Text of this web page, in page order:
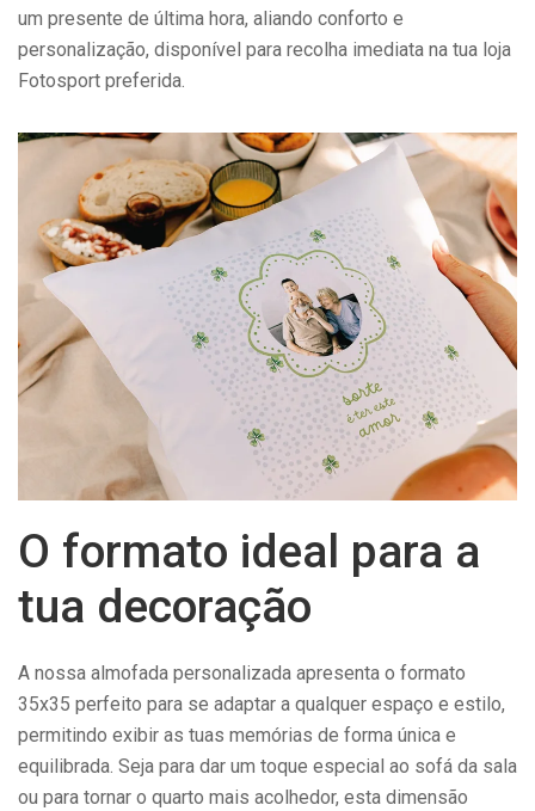
um presente de última hora, aliando conforto e
personalização, disponível para recolha imediata na tua loja
Fotosport preferida.
O formato ideal para a
tua decoração
A nossa almofada personalizada apresenta o formato
35x35 perfeito para se adaptar a qualquer espaço e estilo,
permitindo exibir as tuas memórias de forma única e
equilibrada. Seja para dar um toque especial ao sofá da sala
ou para tornar o quarto mais acolhedor, esta dimensão